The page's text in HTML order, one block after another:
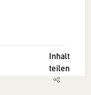
Inhalt
teilen